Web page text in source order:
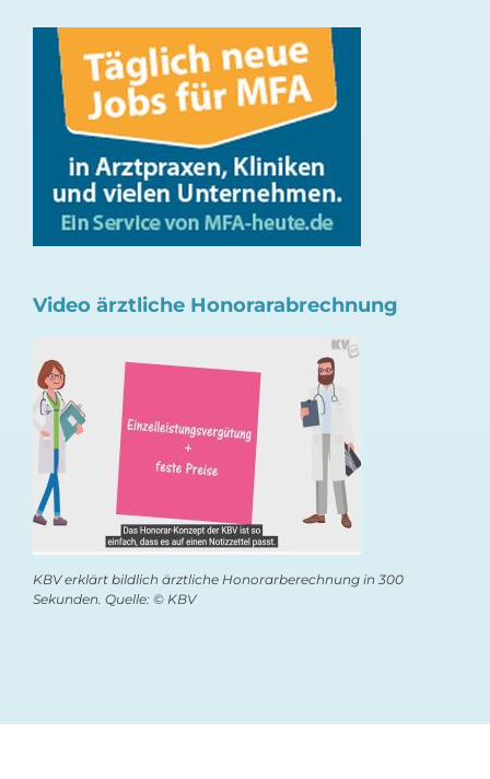
Video ärztliche Honorarabrechnung
KBV erklärt bildlich ärztliche Honorarberechnung in 300
Sekunden. Quelle: © KBV